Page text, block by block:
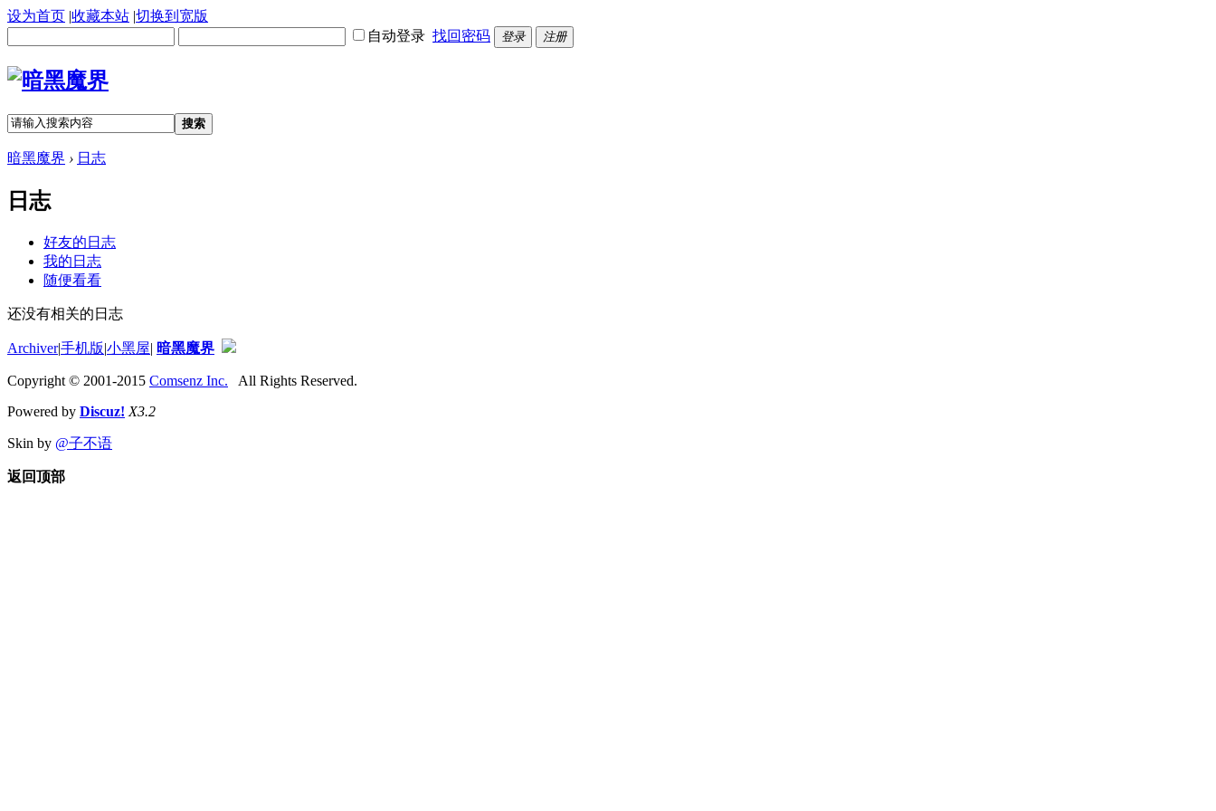
设为首页 |收藏本站 |切换到宽版
自动登录 找回密码 登录 注册
搜索
暗黑魔界 › 日志
日志
好友的日志
我的日志
随便看看
还没有相关的日志
Archiver|手机版|小黑屋| 暗黑魔界
Copyright © 2001-2015 Comsenz Inc. All Rights Reserved.
Powered by Discuz! X3.2
Skin by @子不语
返回顶部